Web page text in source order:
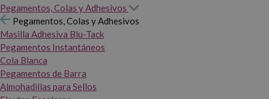
Pegamentos, Colas y Adhesivos
Pegamentos, Colas y Adhesivos
Masilla Adhesiva Blu-Tack
Pegamentos Instantáneos
Cola Blanca
Pegamentos de Barra
Almohadillas para Sellos